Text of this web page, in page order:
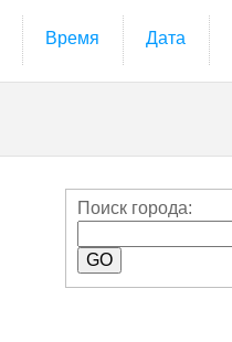
Время Дата
Поиск города: